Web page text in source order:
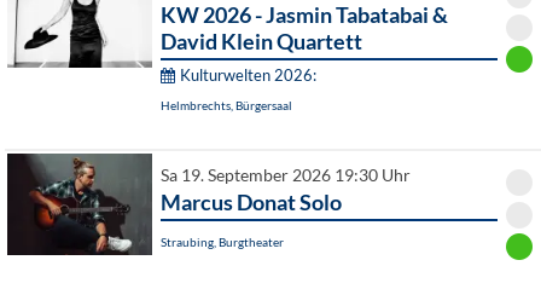
KW 2026 - Jasmin Tabatabai &
David Klein Quartett
Kulturwelten 2026:
Helmbrechts, Bürgersaal
Sa 19. September 2026 19:30 Uhr
Marcus Donat Solo
Straubing, Burgtheater